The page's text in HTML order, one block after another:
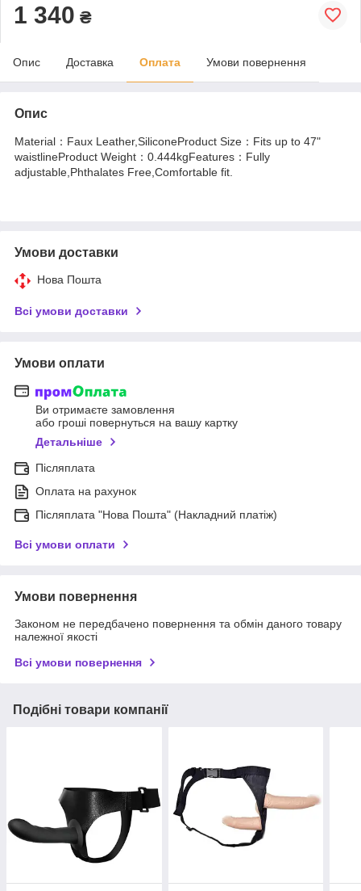
1 340 ₴
Опис Доставка Оплата Умови повернення
Опис
Material：Faux Leather,SiliconeProduct Size：Fits up to 47"
waistlineProduct Weight：0.444kgFeatures： Fully
adjustable,Phthalates Free,Comfortable fit.
Умови доставки
Нова Пошта
Всі умови доставки
Умови оплати
Ви отримаєте замовлення
або гроші повернуться на вашу картку
Детальніше
Післяплата
Оплата на рахунок
Післяплата "Нова Пошта" (Накладний платіж)
Всі умови оплати
Умови повернення
Законом не передбачено повернення та обмін даного товару
належної якості
Всі умови повернення
Подібні товари компанії